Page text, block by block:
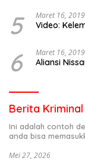
5 Maret 16, 2019
Video:
6 Maret 16, 2019
Aliansi
Berita Kriminal
Ini adalah contoh
anda bisa
Mei 27, 2026